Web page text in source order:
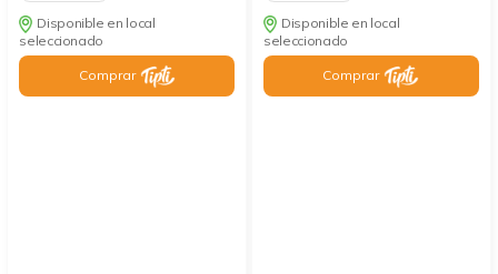
Disponible en local
seleccionado
Comprar
Disponible en local
seleccionado
Comprar